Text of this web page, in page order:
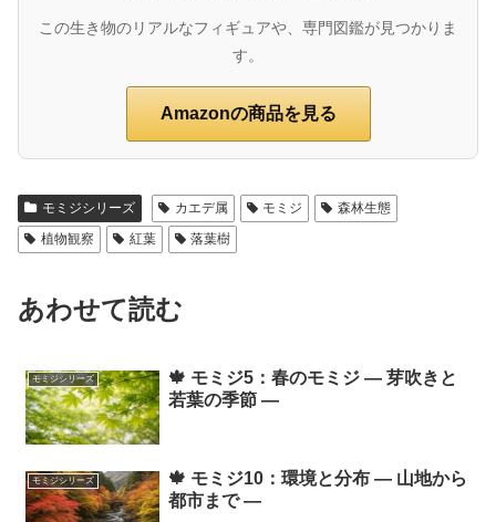
この生き物のリアルなフィギュアや、専門図鑑が見つかりま
す。
Amazonの商品を見る
モミジシリーズ カエデ属 モミジ
森林生態
植物観察
紅葉 落葉樹
あわせて読む
モミジシリーズ
🍁 モミジ5：春のモミジ ― 芽吹きと
若葉の季節 ―
モミジシリーズ
🍁 モミジ10：環境と分布 ― 山地から
都市まで ―